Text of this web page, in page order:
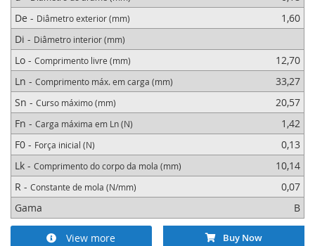
De - Diâmetro exterior (mm)
1,60
Di - Diâmetro interior (mm)
Lo - Comprimento livre (mm)
12,70
Ln - Comprimento máx. em carga (mm)
33,27
Sn - Curso máximo (mm)
20,57
Fn - Carga máxima em Ln (N)
1,42
F0 - Força inicial (N)
0,13
Lk - Comprimento do corpo da mola (mm)
10,14
R - Constante de mola (N/mm)
0,07
Gama
B
View more Buy Now